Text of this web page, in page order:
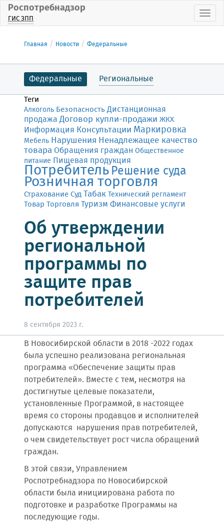
Роспотребнадзор
ГИС ЗПП
Главная Новости Федеральные
Федеральные Региональные
Теги
Алкоголь БезопасностьДистанционная
продажа Договор купли-продажи ЖКХ
Информация Консультации Маркировка
Мебель Нарушения Ненадлежащее качество
товара Обращения граждан Общественное
питание Пищевая продукция
ПотребительРешение суда
Розничная торговля
СтрахованиеСудТабакТехнический регламент
Товар Торговля Туризм Финансовые услуги
Об утверждении
региональной
программы по
защите прав
потребителей
8 сентября 2023 г.
В Новосибирской области в 2018 -2022 годах
была успешно реализована региональная
программа «Обеспечение защиты прав
потребителей». Вместе с тем, несмотря на
достигнутые целевые показатели,
установленные Программой, в настоящее
время со стороны продавцов и исполнителей
допускаются нарушения прав потребителей,
о чем свидетельствует рост числа обращений
граждан.
В этой связи, Управлением
Роспотребнадзора по Новосибирской
области была инициирована работа по
подготовке и разработке Программы на
последующие годы.